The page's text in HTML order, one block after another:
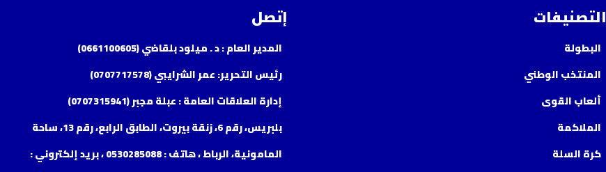
التصنيفات
البطولة
المنتخب الوطني
ألعاب القوى
الملاكمة
كرة السلة
إتصل
المدير العام : د . ميلود بلقاضي (0661100605)
رئيس التحرير: عمر الشرايبي (0707717578)
إدارة العلاقات العامة : عبلة مجبر (0707315941)
بلبريس، رقم 6، زنقة بيروت، الطابق الرابع، رقم 13، ساحة
المامونية، الرباط ، هاتف : 0530285088 ، بريد إلكتروني :